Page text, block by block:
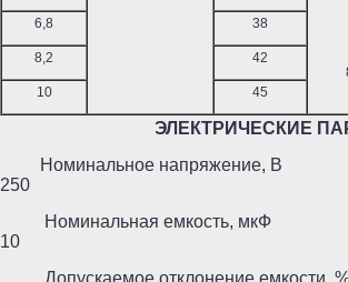
6,8 38
8,2 42
10 45
ЭЛЕКТРИЧЕСКИЕ
Номинальное
250
Номинальная
10
Допускаемое